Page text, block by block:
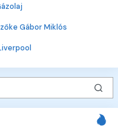
Gábor Miklós